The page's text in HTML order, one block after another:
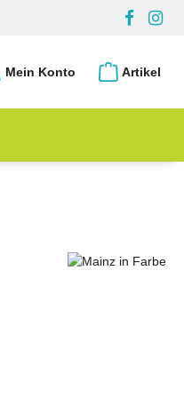
Mein Konto Artikel